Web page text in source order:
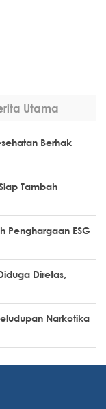
Utama
Berhak
Tambah
Penghargaan ESG
Diretas,
Narkotika